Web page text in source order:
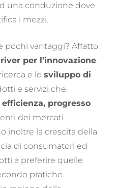
una conduzione dove
i mezzi.
vantaggi? Affatto.
per l’innovazione,
e losviluppo di
e servizi che
efficienza, progresso
dei mercati
inoltre la crescita della
di consumatori ed
a preferire quelle
pratiche